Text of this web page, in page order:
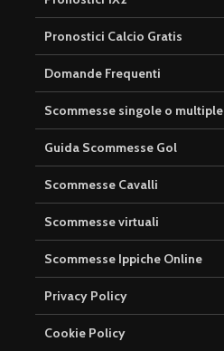
Pronostici Calcio Gratis
Domande Frequenti
Scommesse singole o multiple
Guida Scommesse Gol
Scommesse Cavalli
Scommesse virtuali
Scommesse Ippiche Online
Privacy Policy
Cookie Policy